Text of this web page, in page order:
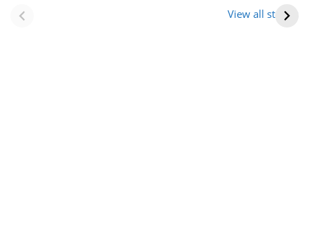
View all stories
(राजस्थान) |
Formation Of New
आभूषण (women’s